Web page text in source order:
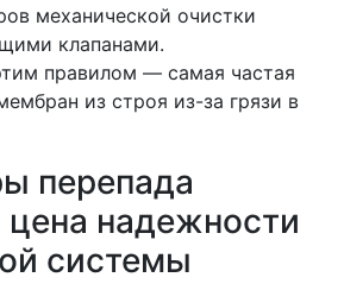
механической очистки
клапанами.
правилом — самая частая
из строя из-за грязи в
перепада
цена надежности
системы